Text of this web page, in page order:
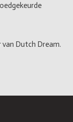
van Dutch Dream.